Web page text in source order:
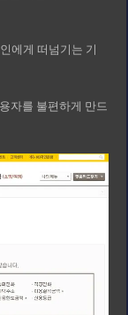
에게 떠넘기는 기
자를 불편하게 만드